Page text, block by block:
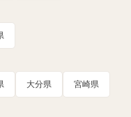
大分県 宮崎県